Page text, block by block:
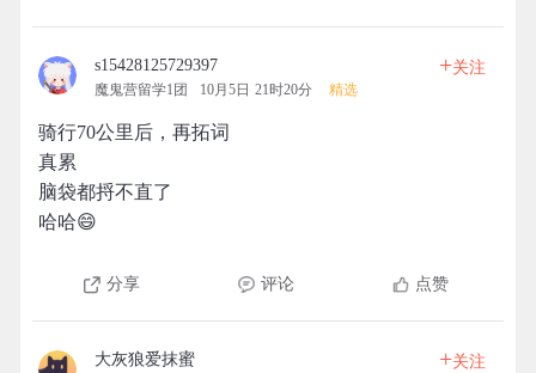
s15428125729397
魔鬼营留学1团 10月5日 21时20分 精选
+关注
骑行70公里后，再拓词
真累
脑袋都捋不直了
哈哈😄
分享 评论 点赞
大灰狼爱抹蜜 +关注